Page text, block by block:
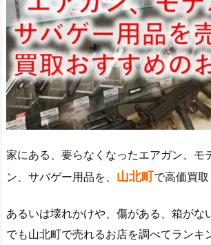
家にある、要らなくなったエアガン、モ
ン、サバゲー用品を、 山北町で高価買取
あるいは壊れかけや、傷がある、箱がな
でも山北町で売れるお店を調べてランキ